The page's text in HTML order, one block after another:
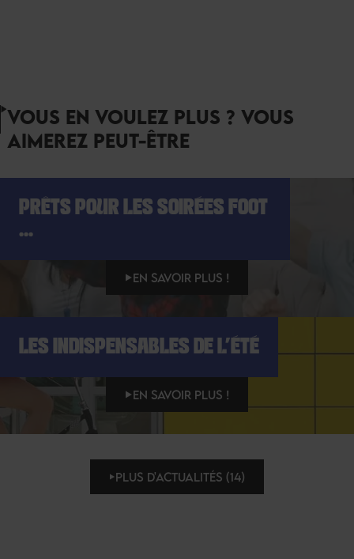
VOUS EN VOULEZ PLUS ? VOUS
AIMEREZ PEUT-ÊTRE
PRÊTS POUR LES SOIRÉES FOOT
...
EN SAVOIR PLUS !
LES INDISPENSABLES DE L'ÉTÉ
EN SAVOIR PLUS !
PLUS D'ACTUALITÉS (14)